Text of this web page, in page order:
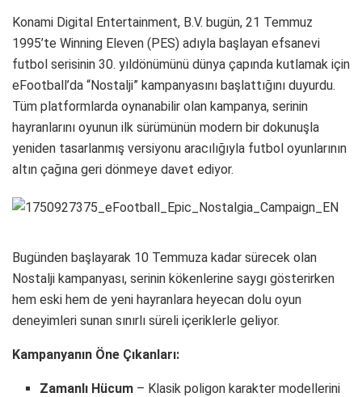
Konami Digital Entertainment, B.V. bugün, 21 Temmuz
1995’te Winning Eleven (PES) adıyla başlayan efsanevi
futbol serisinin 30. yıldönümünü dünya çapında kutlamak için
eFootball’da “Nostalji” kampanyasını başlattığını duyurdu.
Tüm platformlarda oynanabilir olan kampanya, serinin
hayranlarını oyunun ilk sürümünün modern bir dokunuşla
yeniden tasarlanmış versiyonu aracılığıyla futbol oyunlarının
altın çağına geri dönmeye davet ediyor.
Bugünden başlayarak 10 Temmuza kadar sürecek olan
Nostalji kampanyası, serinin kökenlerine saygı gösterirken
hem eski hem de yeni hayranlara heyecan dolu oyun
deneyimleri sunan sınırlı süreli içeriklerle geliyor.
Kampanyanın Öne Çıkanları:
Zamanlı Hücum – Klasik poligon karakter modellerini